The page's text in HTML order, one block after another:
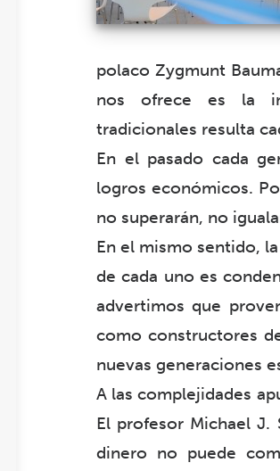
polaco Zygmunt
nos ofrece es la
tradicionales resulta
En el pasado cada
logros económicos.
no superarán, no
En el mismo sentido,
de cada uno es
advertimos que
como constructores
nuevas generaciones
A las complejidades
El profesor Michael J.
dinero no puede